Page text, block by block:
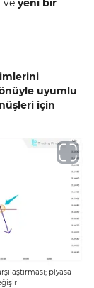
ve yeni bir
uyumlu
için
piyasa